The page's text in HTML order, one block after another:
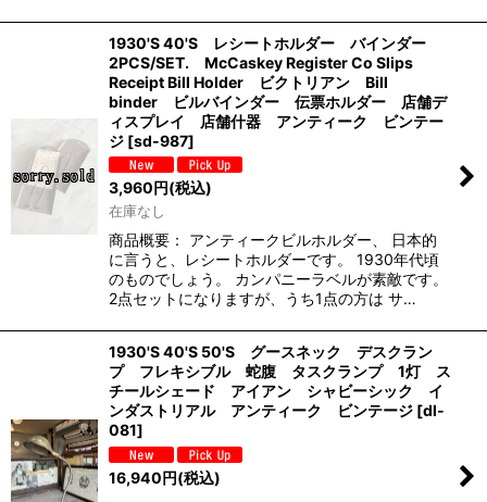
1930'S 40'S レシートホルダー バインダー
2PCS/SET. McCaskey Register Co Slips
Receipt Bill Holder ビクトリアン Bill
binder ビルバインダー 伝票ホルダー 店舗デ
ィスプレイ 店舗什器 アンティーク ビンテー
ジ [sd-987]
3,960円(税込)
在庫なし
商品概要： アンティークビルホルダー、 日本的
に言うと、レシートホルダーです。 1930年代頃
のものでしょう。 カンパニーラベルが素敵です。
2点セットになりますが、うち1点の方は サ…
1930'S 40'S 50'S グースネック デスクラン
プ フレキシブル 蛇腹 タスクランプ 1灯 ス
チールシェード アイアン シャビーシック イ
ンダストリアル アンティーク ビンテージ [dl-
081]
16,940円(税込)